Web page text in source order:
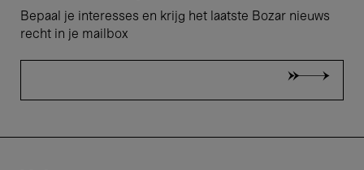
Bepaal je interesses en krijg het laatste Bozar nieuws
recht in je mailbox